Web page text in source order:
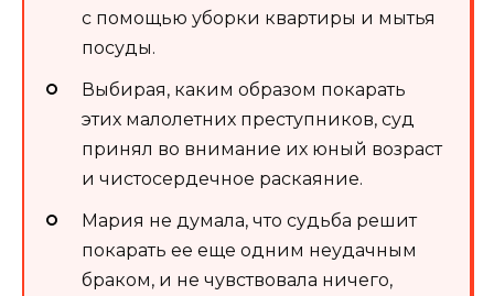
с помощью уборки квартиры и мытья
посуды.
Выбирая, каким образом покарать
этих малолетних преступников, суд
принял во внимание их юный возраст
и чистосердечное раскаяние.
Мария не думала, что судьба решит
покарать ее еще одним неудачным
браком, и не чувствовала ничего,